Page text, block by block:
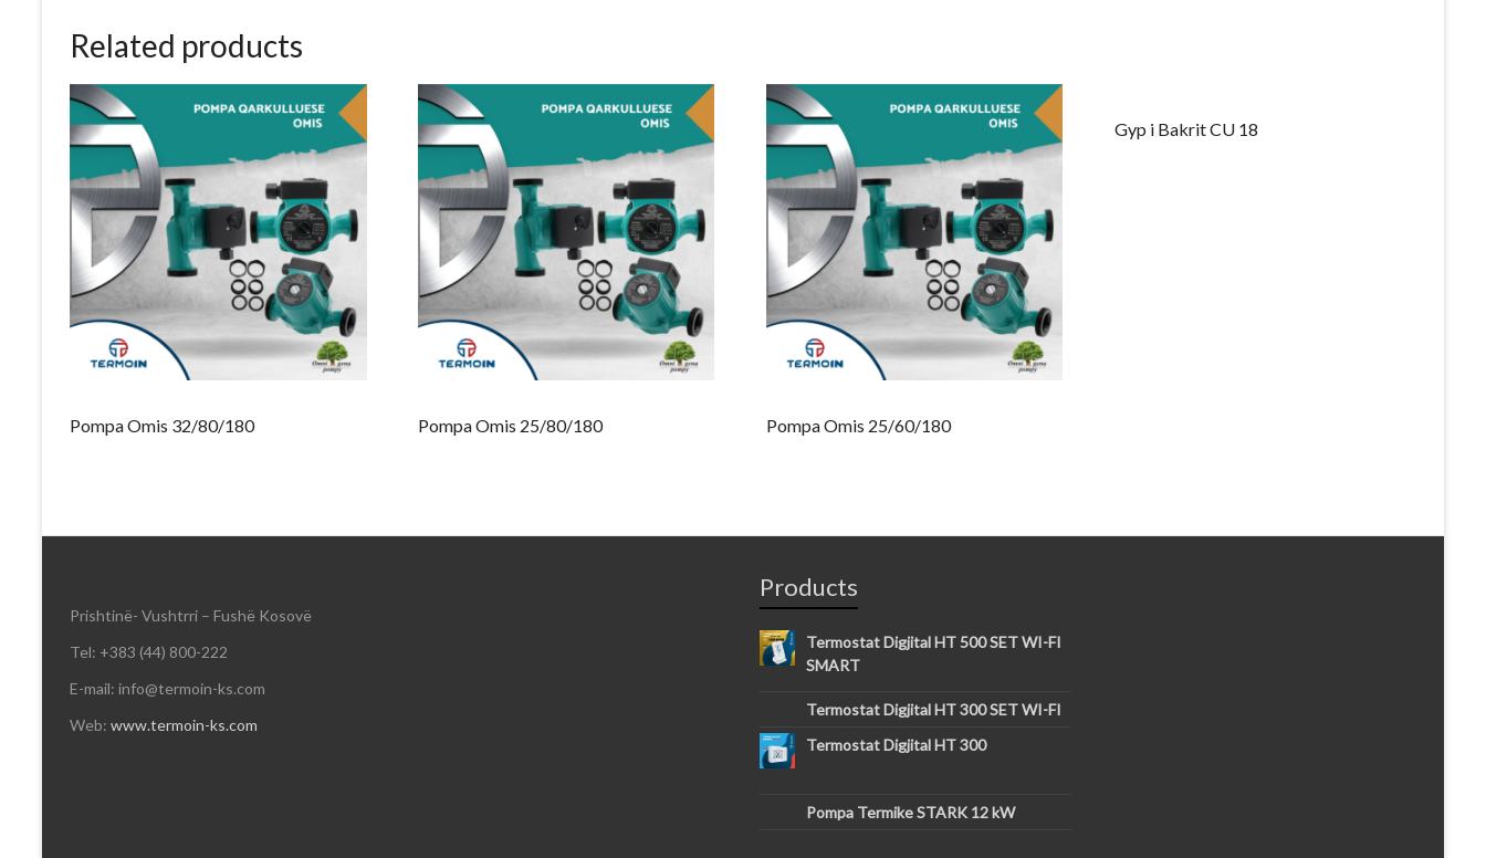
Related products
Pompa Omis 32/80/180 Pompa Omis 25/80/180 Pompa Omis 25/60/180
Gyp i Bakrit CU 18
Prishtinë- Vushtrri – Fushë Kosovë
Tel: +383 (44) 800-222
E-mail: info@termoin-ks.com
Web: www.termoin-ks.com
Products
Termostat Digjital HT 500 SET WI-FI
SMART
Termostat Digjital HT 300 SET WI-FI
Termostat Digjital HT 300
Pompa Termike STARK 12 kW